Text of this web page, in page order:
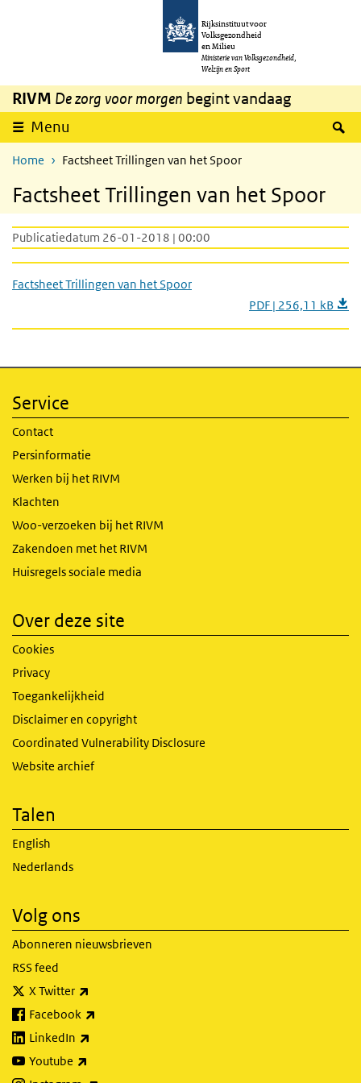
Overslaan en naar de inhoud gaan
Rijksinstituut voor
Volksgezondheid
en Milieu
Ministerie van Volksgezondheid,
Welzijn en Sport
RIVM De zorg voor morgen begint vandaag
Menu
Home Factsheet Trillingen van het Spoor
Factsheet Trillingen van het Spoor
Publicatiedatum 26-01-2018 | 00:00
Factsheet Trillingen van het Spoor
PDF | 256,11 kB
Service
Contact
Persinformatie
Werken bij het RIVM
Klachten
Woo-verzoeken bij het RIVM
Zakendoen met het RIVM
Huisregels sociale media
Over deze site
Cookies
Privacy
Toegankelijkheid
Disclaimer en copyright
Coordinated Vulnerability Disclosure
Website archief
Talen
English
Nederlands
Volg ons
Abonneren nieuwsbrieven
RSS feed
X Twitter
Facebook
LinkedIn
Youtube